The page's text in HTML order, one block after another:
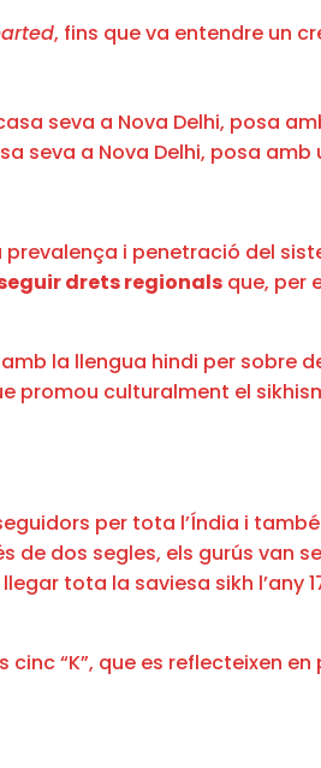
, fins que va entendre un
seva a Nova Delhi, posa
i penetració del
drets regionals que, per
la llengua hindi per sobre
promou culturalment el
per tota l’Índia i
de dos segles, els gurús van
tota la saviesa sikh l’any
“K”, que es reflecteixen en